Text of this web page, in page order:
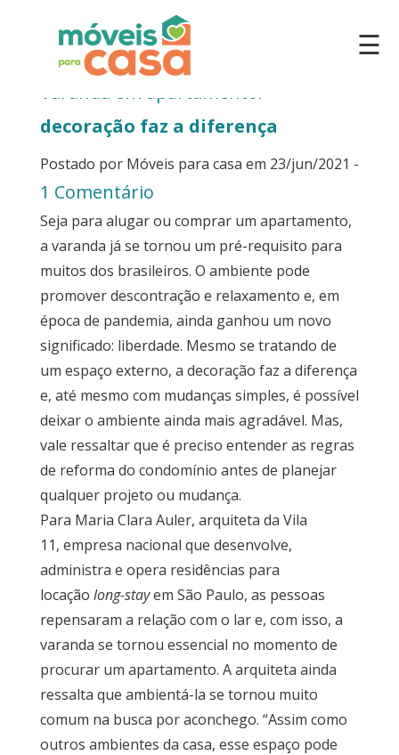
Móveis
Ambiente
Cozinhas
Escritório
☰
Varanda em apartamento:
decoração faz a diferença
Postado por Móveis para casa em 23/jun/2021 -
1 Comentário
Seja para alugar ou comprar um apartamento,
a varanda já se tornou um pré-requisito para
muitos dos brasileiros. O ambiente pode
promover descontração e relaxamento e, em
época de pandemia, ainda ganhou um novo
significado: liberdade. Mesmo se tratando de
um espaço externo, a decoração faz a diferença
e, até mesmo com mudanças simples, é possível
deixar o ambiente ainda mais agradável. Mas,
vale ressaltar que é preciso entender as regras
de reforma do condomínio antes de planejar
qualquer projeto ou mudança.
Para Maria Clara Auler, arquiteta da Vila
11, empresa nacional que desenvolve,
administra e opera residências para
locação long-stayem São Paulo, as pessoas
repensaram a relação com o lar e, com isso, a
varanda se tornou essencial no momento de
procurar um apartamento. A arquiteta ainda
ressalta que ambientá-la se tornou muito
comum na busca por aconchego. “Assim como
outros ambientes da casa, esse espaço pode